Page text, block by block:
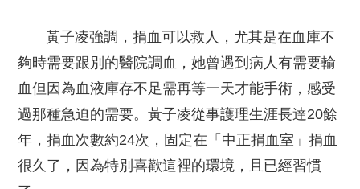
黃子凌強調，捐血可以救人，尤其是在血庫不
夠時需要跟別的醫院調血，她曾遇到病人有需要輸
血但因為血液庫存不足需再等一天才能手術，感受
過那種急迫的需要。黃子凌從事護理生涯長達20餘
年，捐血次數約24次，固定在「中正捐血室」捐血
很久了，因為特別喜歡這裡的環境，且已經習慣